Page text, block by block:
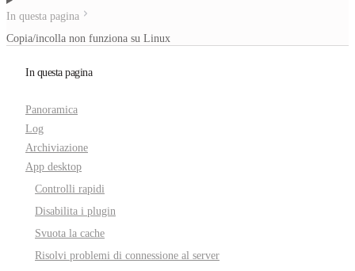
In questa pagina
Copia/incolla non funziona su Linux
In questa pagina
Panoramica
Log
Archiviazione
App desktop
Controlli rapidi
Disabilita i plugin
Svuota la cache
Risolvi problemi di connessione al server